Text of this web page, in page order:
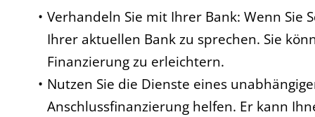
Verhandeln Sie mit Ihrer Bank: Wenn
Ihrer aktuellen Bank zu sprechen. Sie
Finanzierung zu erleichtern.
Nutzen Sie die Dienste eines
Anschlussfinanzierung helfen. Er kann